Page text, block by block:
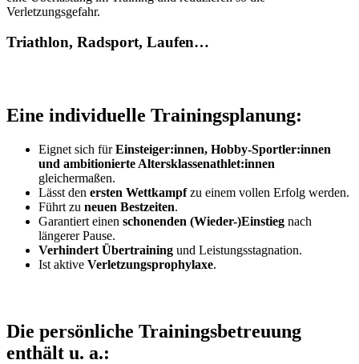
Verletzungsgefahr.
Triathlon, Radsport, Laufen…
Eine individuelle Trainingsplanung:
Eignet sich fürEinsteiger:innen, Hobby-Sportler:innen
und ambitionierte Altersklassenathlet:innen
gleichermaßen.
Lässt den ersten Wettkampfzu einem vollen Erfolg werden.
Führt zu neuen Bestzeiten.
Garantiert einen schonenden (Wieder-)Einstieg nach
längerer Pause.
Verhindert Übertraining und Leistungsstagnation.
Ist aktive Verletzungsprophylaxe.
Die persönliche Trainingsbetreuung
enthält u. a.: